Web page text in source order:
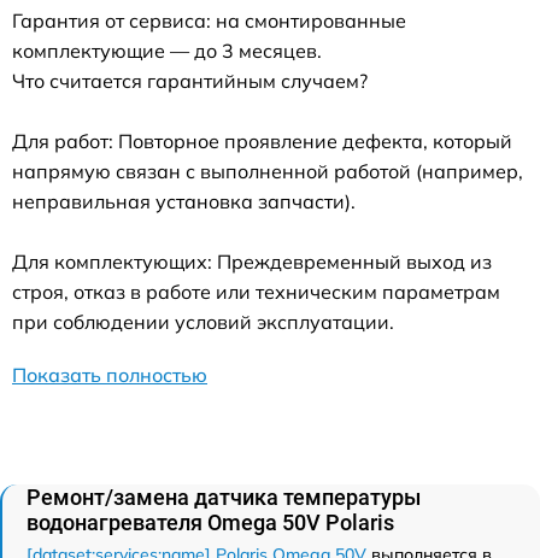
Гарантия от сервиса: на смонтированные
комплектующие — до 3 месяцев.
Что считается гарантийным случаем?
Для работ: Повторное проявление дефекта, который
напрямую связан с выполненной работой (например,
неправильная установка запчасти).
Для комплектующих: Преждевременный выход из
строя, отказ в работе или техническим параметрам
при соблюдении условий эксплуатации.
Показать полностью
Ремонт/замена датчика температуры
водонагревателя Omega 50V Polaris